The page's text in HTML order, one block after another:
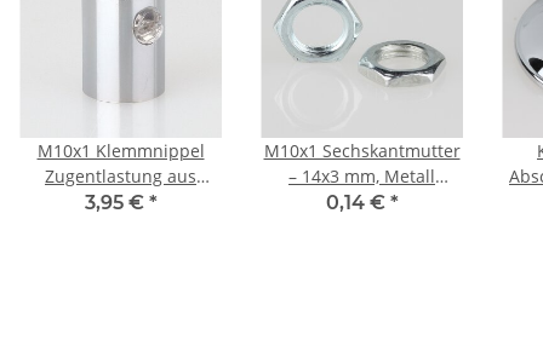
M10x1 Klemmnippel
Zugentlastung aus
Metall Verchromt mit
3,95 € *
M10x1 Sechskantmutter
– 14x3 mm, Metall
verzinkt
0,14 € *